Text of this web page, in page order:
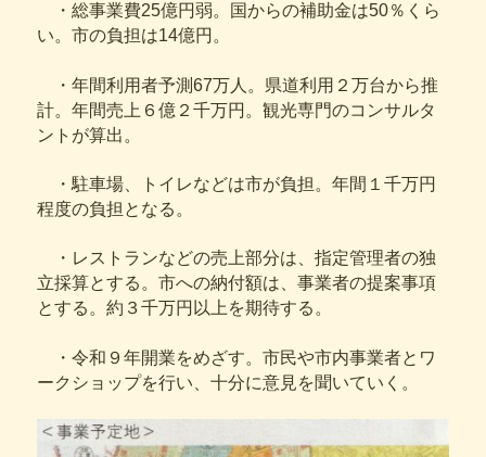
・総事業費25億円弱。国からの補助金は50％くら
い。市の負担は14億円。
・年間利用者予測67万人。県道利用２万台から推
計。年間売上６億２千万円。観光専門のコンサルタ
ントが算出。
・駐車場、トイレなどは市が負担。年間１千万円
程度の負担となる。
・レストランなどの売上部分は、指定管理者の独
立採算とする。市への納付額は、事業者の提案事項
とする。約３千万円以上を期待する。
・令和９年開業をめざす。市民や市内事業者とワ
ークショップを行い、十分に意見を聞いていく。